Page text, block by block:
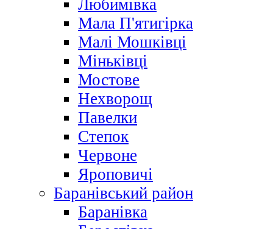
Любимівка
Мала П'ятигірка
Малі Мошківці
Міньківці
Мостове
Нехворощ
Павелки
Степок
Червоне
Яроповичі
Баранівський район
Баранівка